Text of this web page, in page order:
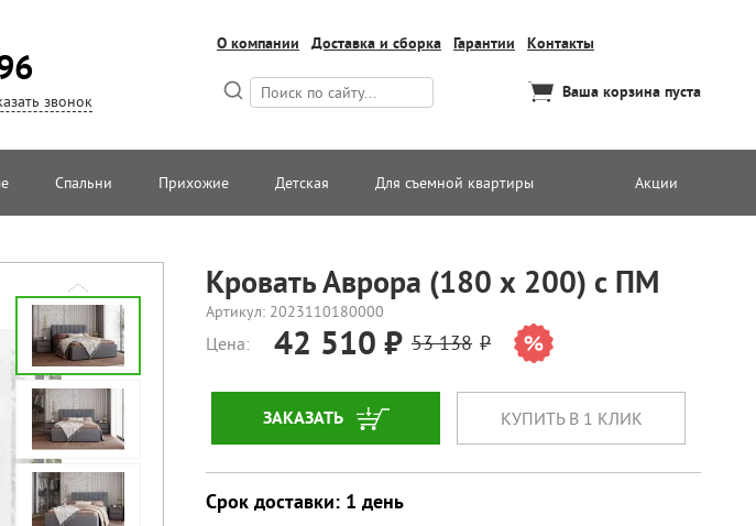
звонок
О компании Доставка и сборка Гарантии Контакты
Ваша корзина пуста
Спальни Прихожие Детская Для съемной квартиры Акции
Кровать Аврора (180 х 200) с ПМ
Артикул: 2023110180000
Цена: 42 510 53 138
ЗАКАЗАТЬ КУПИТЬ В 1 КЛИК
Срок доставки: 1 день